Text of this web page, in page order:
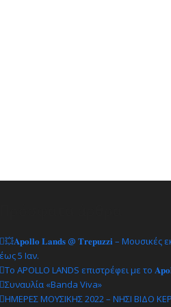
💥𝐀𝐩𝐨𝐥𝐥𝐨 𝐋𝐚𝐧𝐝𝐬 @ 𝐓𝐫𝐞𝐩𝐮𝐳𝐳𝐢 –
έως 5 Ιαν.
Το APOLLO LANDS επιστρέφει με το
Συναυλία «Banda Viva»
ΗΜΕΡΕΣ ΜΟΥΣΙΚΗΣ 2022 – ΝΗΣΙ ΒΙΔΟ